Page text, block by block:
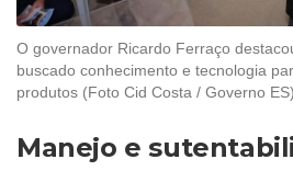
O governador Ricardo Ferraço
buscado conhecimento e tecnologia
produtos (Foto Cid Costa / Governo
Manejo e